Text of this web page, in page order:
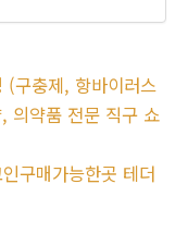
구충제, 항바이러스
의약품 전문 직구 쇼
구매가능한곳 테더